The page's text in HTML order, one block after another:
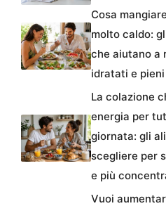
Cosa
molto caldo:
che aiutano a
idratati e
La colazione
energia per
giornata: gli
scegliere per
e più
Vuoi